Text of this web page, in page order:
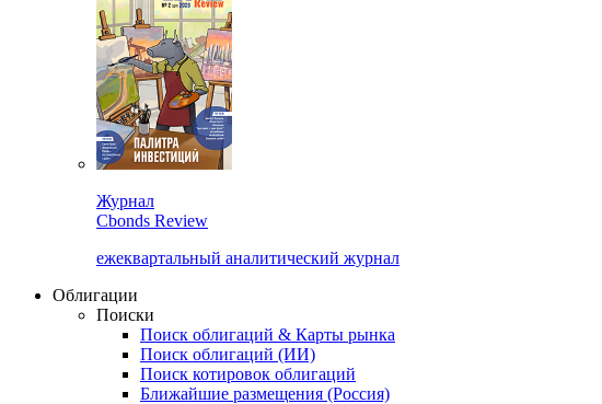
Журнал
Cbonds Review
ежеквартальный аналитический журнал
Облигации
Поиски
Поиск облигаций & Карты рынка
Поиск облигаций (ИИ)
Поиск котировок облигаций
Ближайшие размещения (Россия)